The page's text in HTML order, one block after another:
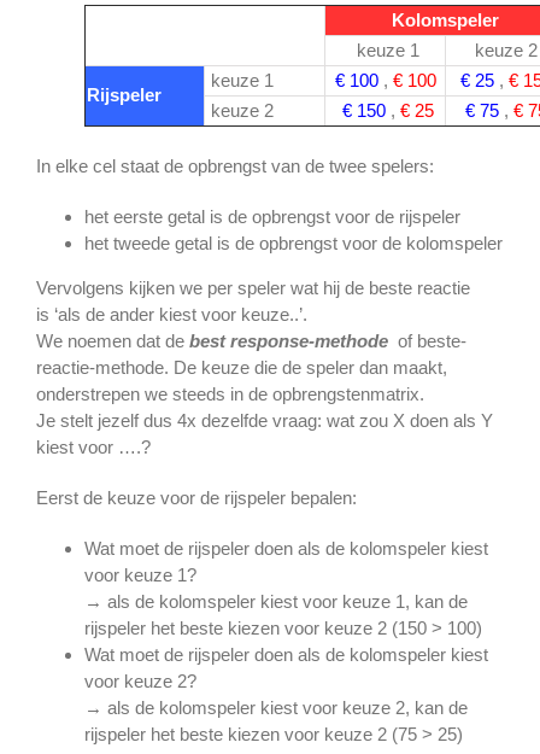
Kolomspeler
keuze 1
keuze 2
Rijspeler
keuze 1 € 100, € 100 € 25, €
keuze 2
€ 150, € 25 € 75, €
In elke cel staat de opbrengst van de twee spelers:
het eerste getal is de opbrengst voor de rijspeler
het tweede getal is de opbrengst voor de kolomspeler
Vervolgens kijken we per speler wat hij de beste reactie
is ‘als de ander kiest voor keuze..’.
We noemen dat de best response-methode of beste-
reactie-methode. De keuze die de speler dan maakt,
onderstrepen we steeds in de opbrengstenmatrix.
Je stelt jezelf dus 4x dezelfde vraag: wat zou X doen als Y
kiest voor ….?
Eerst de keuze voor de rijspeler bepalen:
Wat moet de rijspeler doen als de kolomspeler kiest
voor keuze 1?
→ als de kolomspeler kiest voor keuze 1, kan de
rijspeler het beste kiezen voor keuze 2 (150 > 100)
Wat moet de rijspeler doen als de kolomspeler kiest
voor keuze 2?
→ als de kolomspeler kiest voor keuze 2, kan de
rijspeler het beste kiezen voor keuze 2 (75 > 25)